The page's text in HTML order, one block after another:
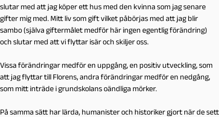
slutar med att jag köper ett hus med den kvinna som jag senare
gifter mig med. Mitt liv som gift vilket påbörjas med att jag blir
sambo (själva giftermålet medför här ingen egentlig förändring)
och slutar med att vi flyttar isär och skiljer oss.
Vissa förändringar medför en uppgång, en positiv utveckling, som
att jag flyttar till Florens, andra förändringar medför en nedgång,
som mitt inträde i grundskolans oändliga mörker.
På samma sätt har lärda, humanister och historiker gjort när de sett